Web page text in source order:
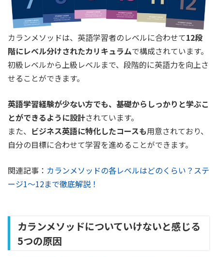
カランメソッドは、英語学習者のレベルに合わせて12段
階にレベル分けされたカリキュラムで構成されています。
初級レベルから上級レベルまで、段階的に英語力を向上さ
せることができます。
英語学習経験が少ない方でも、基礎からしっかりと学ぶこ
とができるように設計されています。
また、 ビジネス英語に特化したコースも用意されており、
自分の目標に合わせて学習を進めることができます。
関連記事： カランメソッドの各レベルはどのくらい？ステ
ージ1〜12まで徹底解説！
カランメソッドについていけないと感じる
5つの原因